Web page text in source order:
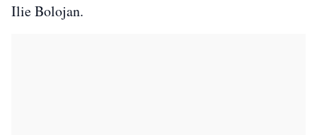
Ilie Bolojan.